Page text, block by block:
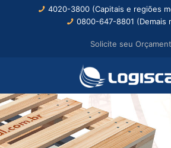
4020-3800 (Capitais e regiões
0800-647-8801 (Demais
Solicite seu